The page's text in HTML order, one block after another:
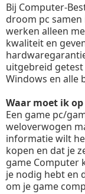
Bij Computer-
droom pc samen
werken alleen
kwaliteit en
uitgebreid
Windows en alle
Waar moet ik
Een game pc/
weloverwogen
informatie wilt
kopen en dat je
game Computer
je nodig hebt en
om je game